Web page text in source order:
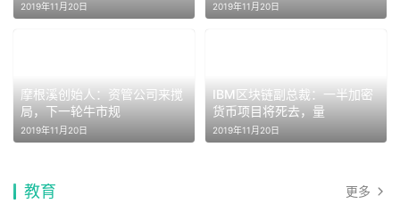
2019年11月20日 2019年11月20日
摩根溪创始人：资管公司来搅
局，下一轮牛市规
2019年11月20日
IBM区块链副总裁：一半加密
货币项目将死去，量
2019年11月20日
教育 更多